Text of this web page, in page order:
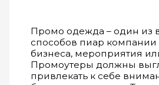
Промо одежда – один из
способов пиар компании
бизнеса, мероприятия
Промоутеры должны
привлекать к себе